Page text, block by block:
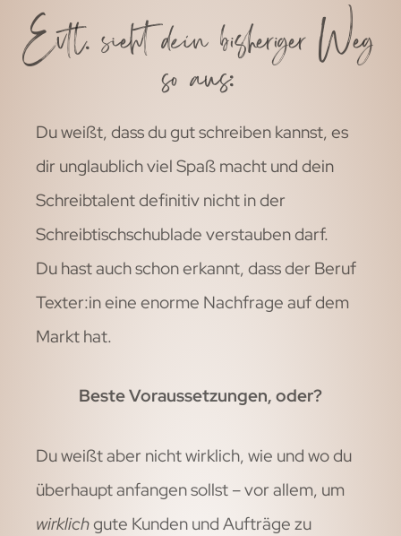
Evtl. sieht dein bisheriger Weg
so aus:
Du weißt, dass du gut schreiben kannst, es
dir unglaublich viel Spaß macht und dein
Schreibtalent definitiv nicht in der
Schreibtischschublade verstauben darf.
Du hast auch schon erkannt, dass der Beruf
Texter:in eine enorme Nachfrage auf dem
Markt hat.
Beste Voraussetzungen, oder?
Du weißt aber nicht wirklich, wie und wo du
überhaupt anfangen sollst – vor allem, um
wirklichgute Kunden und Aufträge zu